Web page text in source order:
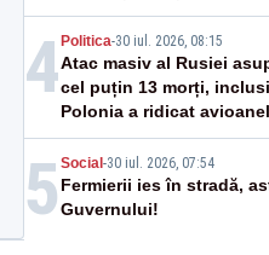
4 Politica-30 iul. 2026, 08:15
Atac masiv al Rusiei
cel puțin 13 morți,
Polonia a ridicat
vânătoare
5 Social -30 iul. 2026, 07:54
Fermierii ies în stradă,
Guvernului!